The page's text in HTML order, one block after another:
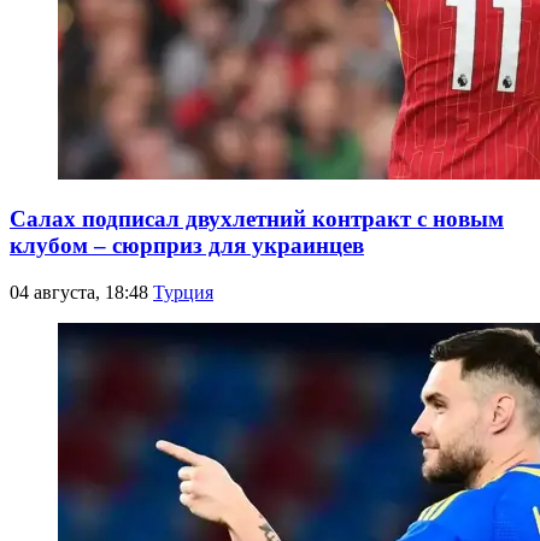
Салах подписал двухлетний контракт с новым
клубом – сюрприз для украинцев
04 августа, 18:48 Турция